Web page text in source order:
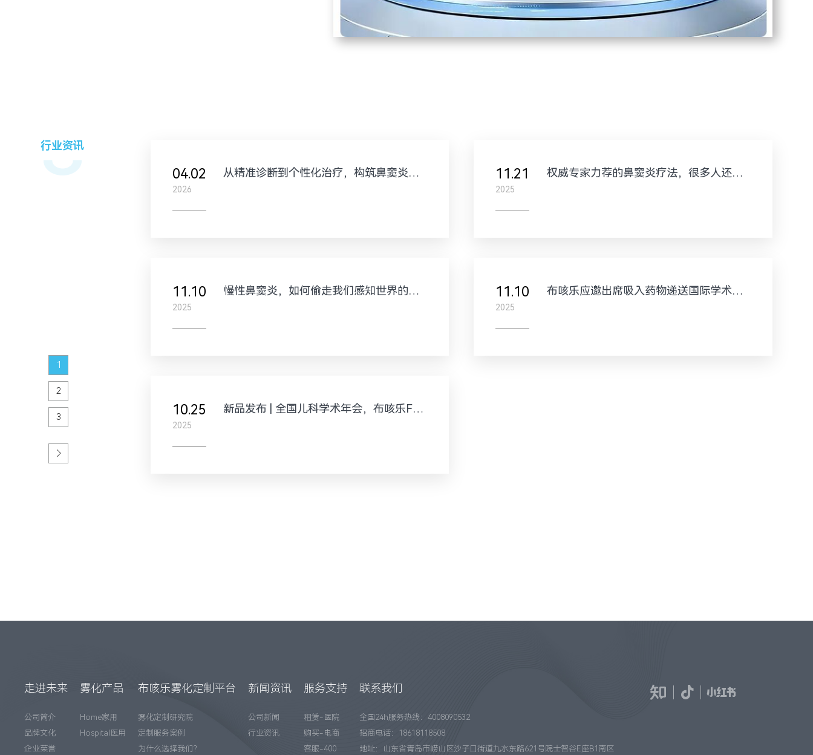
行业资讯
04.02
2026
从精准诊断到个性化治疗，构筑鼻窦炎全病程管理新高地 11.21
2025
权威专家力荐的鼻窦炎疗法，很多人还不知道
11.10
2025
慢性鼻窦炎，如何偷走我们感知世界的权利？ 11.10
2025
布咳乐应邀出席吸入药物递送国际学术研讨会，发表重磅趋势洞察
10.25
2025
新品发布 | 全国儿科学术年会，布咳乐F6的未来雾化新答案
1
2
3
走进未来
公司简介
品牌文化
企业荣誉
雾化产品
Home家用
Hospital医用
布咳乐雾化定制平台
雾化定制研究院
定制服务案例
为什么选择我们？
新闻资讯
公司新闻
行业资讯
服务支持
租赁-医院
购买-电商
客服-400
联系我们
全国24h服务热线：4008090532
招商电话：18618118508
地址：山东省青岛市崂山区沙子口街道九水东路621号院士智谷E座B1南区